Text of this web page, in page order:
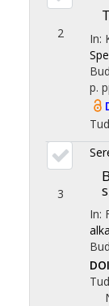
2 In:
p.
3
In:
DOI